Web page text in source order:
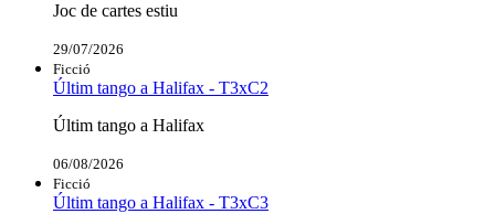
Joc de cartes estiu
29/07/2026
Ficció
Últim tango a Halifax - T3xC2
Últim tango a Halifax
06/08/2026
Ficció
Últim tango a Halifax - T3xC3